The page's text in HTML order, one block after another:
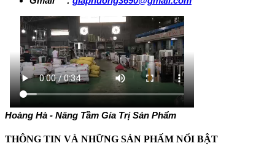
Hoàng Hà - Nâng Tầm Gía Trị Sản Phẩm
THÔNG TIN VÀ NHỮNG SẢN PHẤM NỔI BẬT